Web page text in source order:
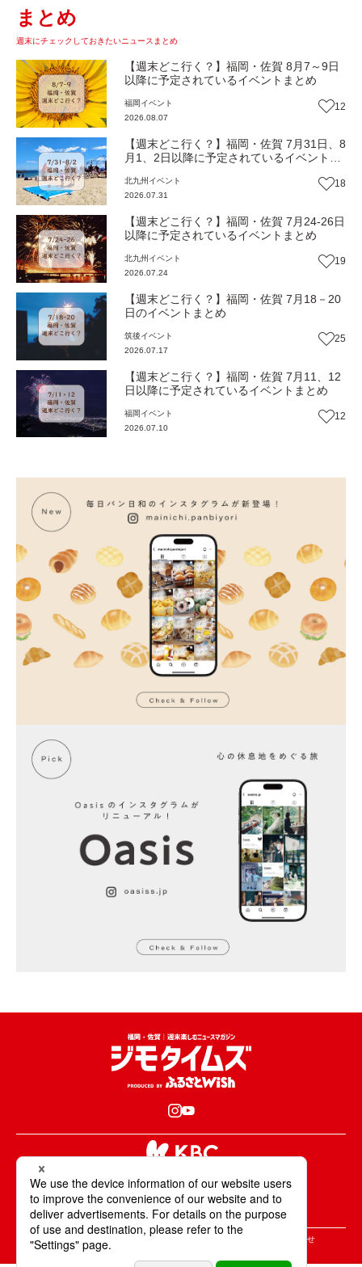
まとめ
週末にチェックしておきたいニュースまとめ
【週末どこ行く？】福岡・佐賀 8月7～9日
以降に予定されているイベントまとめ
福岡 イベント
2026.08.07
12
【週末どこ行く？】福岡・佐賀 7月31日、8
月1、2日以降に予定されているイベントま
北九州 イベント
2026.07.31
18
【週末どこ行く？】福岡・佐賀 7月24-26日
以降に予定されているイベントまとめ
北九州 イベント
2026.07.24
19
【週末どこ行く？】福岡・佐賀 7月18－20
日のイベントまとめ
筑後イベント
2026.07.17
25
【週末どこ行く？】福岡・佐賀 7月11、12
日以降に予定されているイベントまとめ
福岡 イベント
2026.07.10
12
KBCが取材・撮影した情報・映像は国内外の
テレビ・ラジオ・インターネットなどで放送・配信します。
All Rights Reserved. Copyright © KBC Co.,Ltd.
＞お問合せ
＞個人情報の取り扱いについて